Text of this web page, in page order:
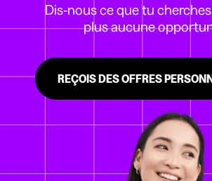
Dis-nous ce que tu
plus aucune
REÇOIS DES OFFRES